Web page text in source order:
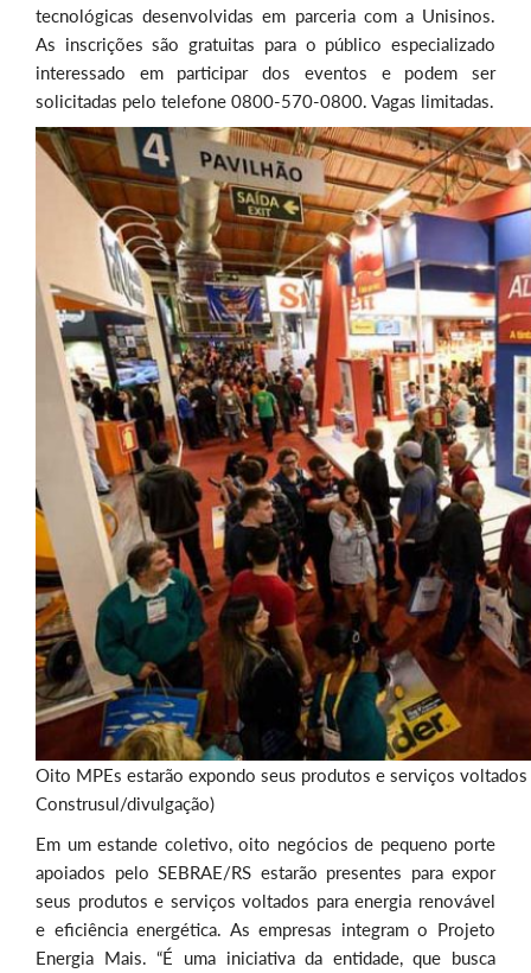
tecnológicas desenvolvidas em parceria com a Unisinos.
As inscrições são gratuitas para o público especializado
interessado em participar dos eventos e podem ser
solicitadas pelo telefone 0800-570-0800. Vagas limitadas.
Oito MPEs estarão expondo seus produtos e serviços
Construsul/divulgação)
Em um estande coletivo, oito negócios de pequeno porte
apoiados pelo SEBRAE/RS estarão presentes para expor
seus produtos e serviços voltados para energia renovável
e eficiência energética. As empresas integram o Projeto
Energia Mais. “É uma iniciativa da entidade, que busca